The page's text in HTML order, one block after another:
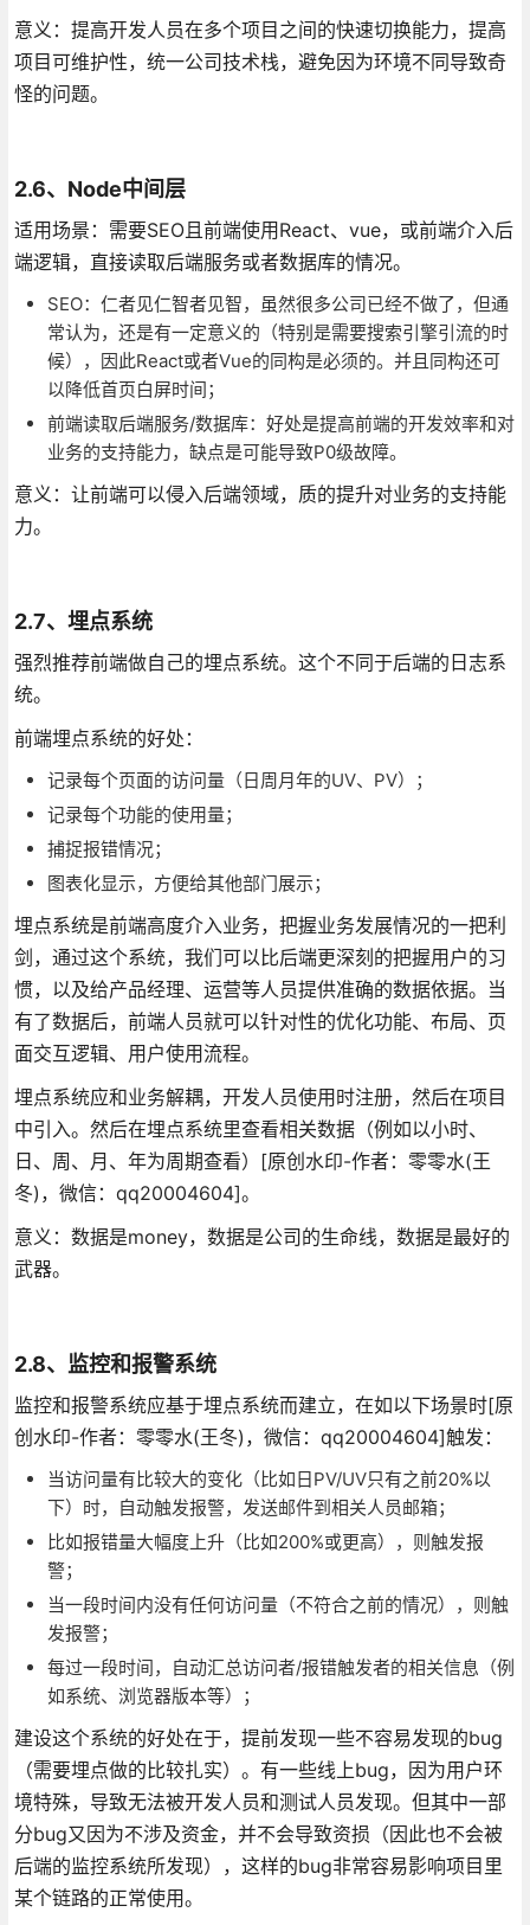
意义：提高开发人员在多个项目之间的快速切换能力，提高
项目可维护性，统一公司技术栈，避免因为环境不同导致奇
怪的问题。
2.6、Node中间层
适用场景：需要SEO且前端使用React、vue，或前端介入后
端逻辑，直接读取后端服务或者数据库的情况。
SEO：仁者见仁智者见智，虽然很多公司已经不做了，但通
常认为，还是有一定意义的（特别是需要搜索引擎引流的时
候），因此React或者Vue的同构是必须的。并且同构还可
以降低首页白屏时间；
前端读取后端服务/数据库：好处是提高前端的开发效率和对
业务的支持能力，缺点是可能导致P0级故障。
意义：让前端可以侵入后端领域，质的提升对业务的支持能
力。
2.7、埋点系统
强烈推荐前端做自己的埋点系统。这个不同于后端的日志系
统。
前端埋点系统的好处：
记录每个页面的访问量（日周月年的UV、PV）；
记录每个功能的使用量；
捕捉报错情况；
图表化显示，方便给其他部门展示；
埋点系统是前端高度介入业务，把握业务发展情况的一把利
剑，通过这个系统，我们可以比后端更深刻的把握用户的习
惯，以及给产品经理、运营等人员提供准确的数据依据。当
有了数据后，前端人员就可以针对性的优化功能、布局、页
面交互逻辑、用户使用流程。
埋点系统应和业务解耦，开发人员使用时注册，然后在项目
中引入。然后在埋点系统里查看相关数据（例如以小时、
日、周、月、年为周期查看）[原创水印-作者：零零水(王
冬)，微信：qq20004604]。
意义：数据是money，数据是公司的生命线，数据是最好的
武器。
2.8、监控和报警系统
监控和报警系统应基于埋点系统而建立，在如以下场景时[原
创水印-作者：零零水(王冬)，微信：qq20004604]触发：
当访问量有比较大的变化（比如日PV/UV只有之前20%以
下）时，自动触发报警，发送邮件到相关人员邮箱；
比如报错量大幅度上升（比如200%或更高），则触发报
警；
当一段时间内没有任何访问量（不符合之前的情况），则触
发报警；
每过一段时间，自动汇总访问者/报错触发者的相关信息（例
如系统、浏览器版本等）；
建设这个系统的好处在于，提前发现一些不容易发现的bug
（需要埋点做的比较扎实）。有一些线上bug，因为用户环
境特殊，导致无法被开发人员和测试人员发现。但其中一部
分bug又因为不涉及资金，并不会导致资损（因此也不会被
后端的监控系统所发现），这样的bug非常容易影响项目里
某个链路的正常使用。